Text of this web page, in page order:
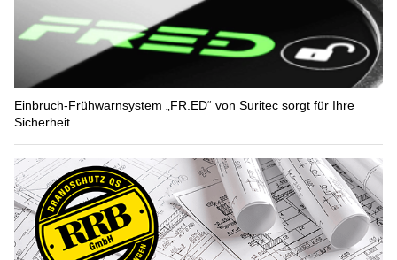
Einbruch-Frühwarnsystem „FR.ED“ von Suritec sorgt für Ihre
Sicherheit